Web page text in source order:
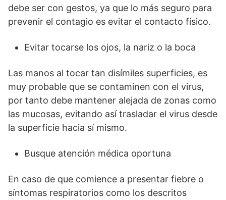
debe ser con gestos, ya que lo más seguro para
prevenir el contagio es evitar el contacto físico.
Evitar tocarse los ojos, la nariz o la boca
Las manos al tocar tan disímiles superficies, es
muy probable que se contaminen con el virus,
por tanto debe mantener alejada de zonas como
las mucosas, evitando así trasladar el virus desde
la superficie hacia sí mismo.
Busque atención médica oportuna
En caso de que comience a presentar fiebre o
síntomas respiratorios como los descritos